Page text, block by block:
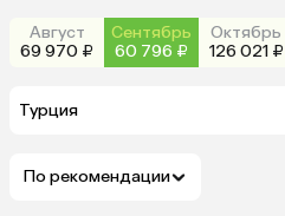
Август
69 970 ₽
Сентябрь
60 796 ₽
Октябрь
126 021 ₽
Турция
По рекомендации